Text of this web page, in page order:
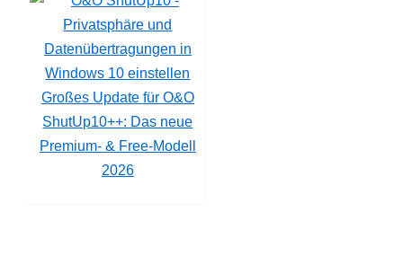
Großes Update für O&O
ShutUp10++: Das neue
Premium- & Free-Modell
2026